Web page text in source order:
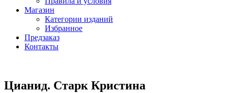
Магазин
Категории изданий
Избранное
Предзаказ
Контакты
Цианид. Старк Кристина